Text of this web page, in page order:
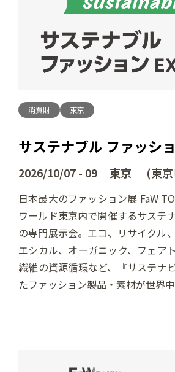
消費財 東京
サステナブル ファッシ
2026/10/07 - 09 東京 (東京
日本最大のファッション展 FaW
ワールド東京内で開催するサステ
の専門展示会。エコ、リサイクル
エシカル、オーガニック、フェア
繊維の資源循環など、『サステナ
たファッション製品・素材が世界中